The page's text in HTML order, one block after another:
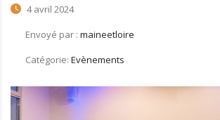
4 avril 2024
Envoyé par : maineetloire
Catégorie: Evènements